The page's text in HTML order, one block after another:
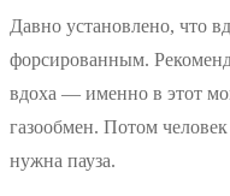
Давно установлено, что
форсированным.
вдоха — именно в этот
газообмен. Потом
нужна пауза.